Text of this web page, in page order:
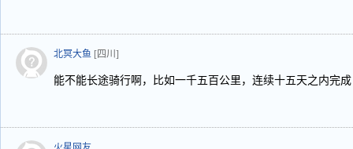
北冥大鱼 [四川]
能不能长途骑行啊，比如一千五百公里，连续十五天之内完成